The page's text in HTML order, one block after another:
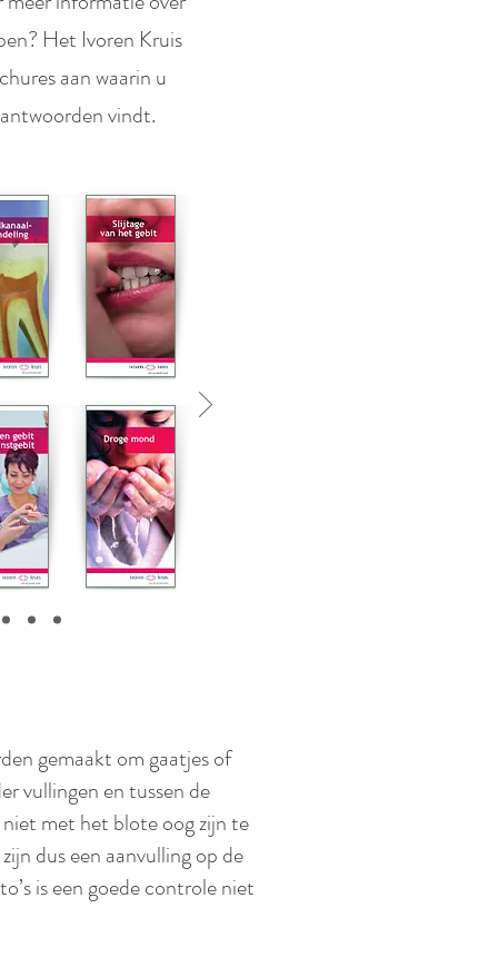
Het Ivoren Kruis
aan waarin u
vindt.
gemaakt om gaatjes of
vullingen en tussen de
met het blote oog zijn te
dus een aanvulling op de
is een goede controle niet